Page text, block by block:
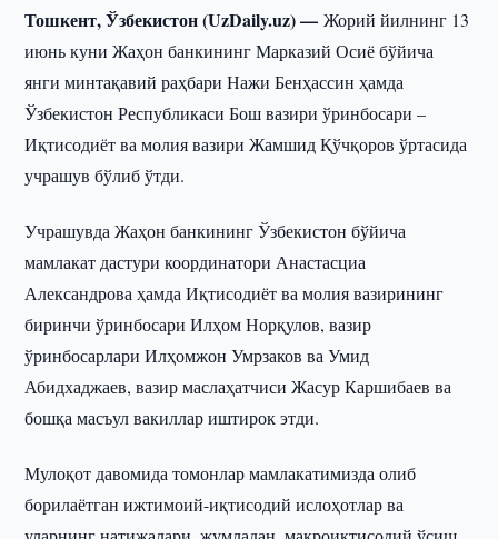
Тошкент, Ўзбекистон (UzDaily.uz) —Жорий йилнинг 13
июнь куни Жаҳон банкининг Марказий Осиё бўйича
янги минтақавий раҳбари Нажи Бенҳассин ҳамда
Ўзбекистон Республикаси Бош вазири ўринбосари –
Иқтисодиёт ва молия вазири Жамшид Қўчқоров ўртасида
учрашув бўлиб ўтди.
Учрашувда Жаҳон банкининг Ўзбекистон бўйича
мамлакат дастури координатори Анастасциа
Александрова ҳамда Иқтисодиёт ва молия вазирининг
биринчи ўринбосари Илҳом Норқулов, вазир
ўринбосарлари Илҳомжон Умрзаков ва Умид
Абидхаджаев, вазир маслаҳатчиси Жасур Каршибаев ва
бошқа масъул вакиллар иштирок этди.
Мулоқот давомида томонлар мамлакатимизда олиб
борилаётган ижтимоий-иқтисодий ислоҳотлар ва